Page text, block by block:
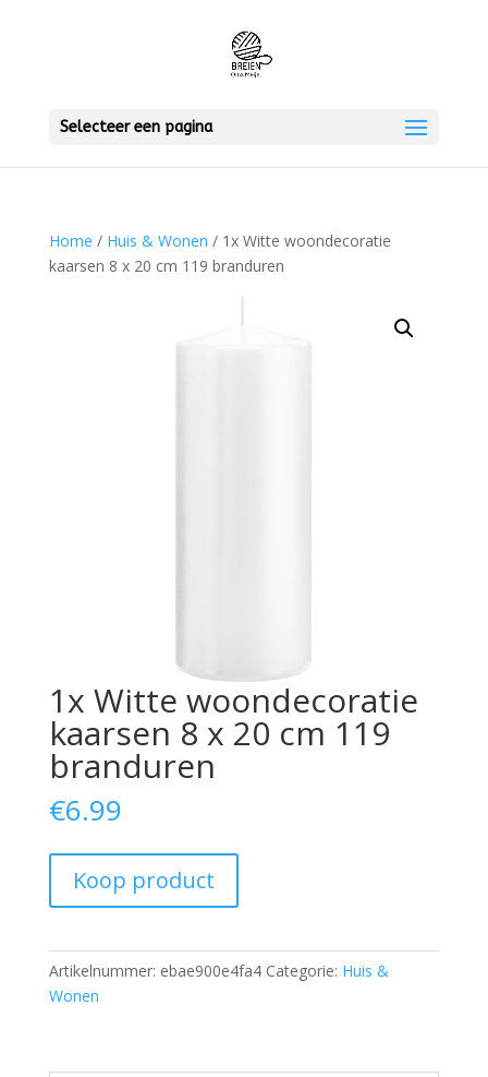
Selecteer een pagina
Home / Huis & Wonen / 1x Witte woondecoratie
kaarsen 8 x 20 cm 119 branduren
1x Witte woondecoratie
kaarsen 8 x 20 cm 119
branduren
€6.99
Koop product
Artikelnummer: ebae900e4fa4 Categorie: Huis &
Wonen